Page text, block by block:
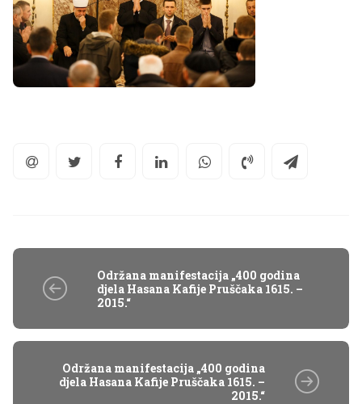
Održana manifestacija „400 godina
djela Hasana Kafije Pruščaka 1615. –
2015.“
Održana manifestacija „400 godina
djela Hasana Kafije Pruščaka 1615. –
2015.“